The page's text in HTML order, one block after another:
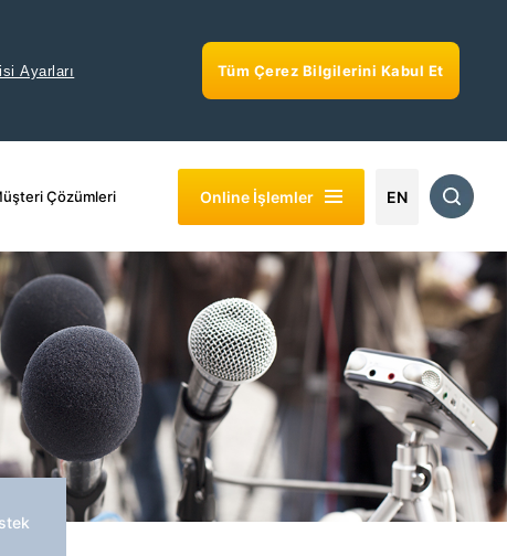
Ayarları Tüm Çerez Bilgilerini Kabul Et
Çözümleri Online İşlemler EN